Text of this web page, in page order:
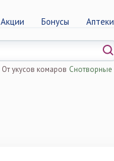
Акции Бонусы Аптеки
От укусов комаров Снотворные